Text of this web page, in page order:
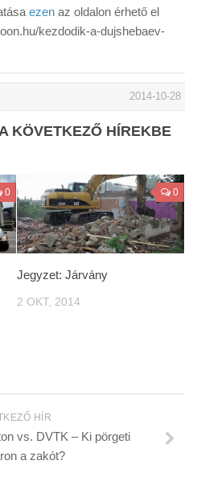
ezen az oldalon érhető el
kezdodik-a-dujshebaev-
2014-10-28
KÖVETKEZŐ HÍREKBE
0 0
Jegyzet: Járvány
2 OKT, 2014
HÍR
vs. DVTK – Ki pörgeti
a zakót?